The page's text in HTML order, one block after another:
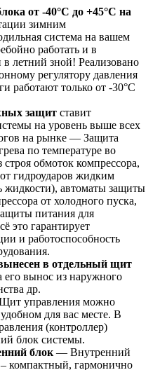
от -40°С до +45°С на
зимним
система на вашем
работать и в
летний зной! Реализовано
регулятору давления
работают только от -30°С
защит ставит
на уровень выше всех
на рынке — Защита
по температуре во
обмоток компрессора,
гидроударов жидким
жидкости), автоматы защиты
от холодного пуска,
питания для
это гарантирует
и работоспособность
в отдельный щит
его вынос из наружного
др.
управления можно
для вас месте. В
(контроллер)
блок системы.
блок — Внутренний
компактный, гармонично